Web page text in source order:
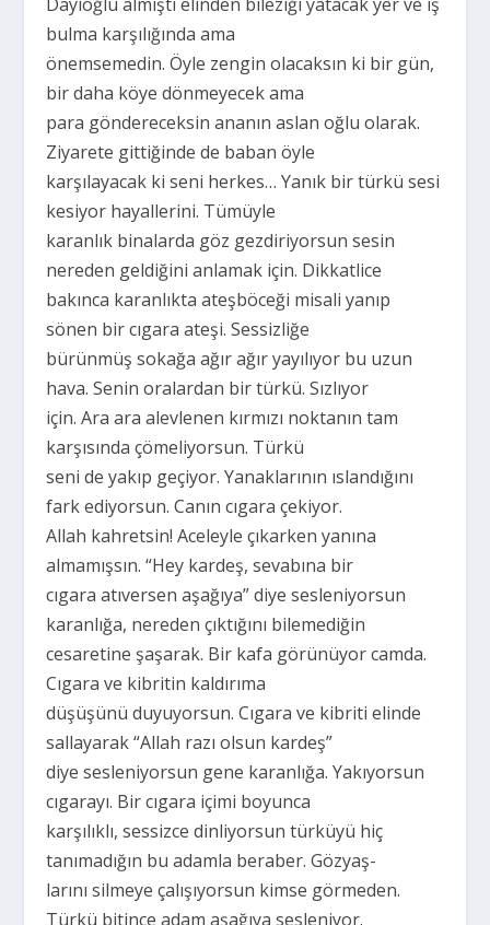
bulma karşılığında ama
önemsemedin. Öyle zengin olacaksın ki bir gün,
bir daha köye dönmeyecek ama
para göndereceksin ananın aslan oğlu olarak.
Ziyarete gittiğinde de baban öyle
karşılayacak ki seni herkes… Yanık bir türkü sesi
kesiyor hayallerini. Tümüyle
karanlık binalarda göz gezdiriyorsun sesin
nereden geldiğini anlamak için. Dikkatlice
bakınca karanlıkta ateşböceği misali yanıp
sönen bir cıgara ateşi. Sessizliğe
bürünmüş sokağa ağır ağır yayılıyor bu uzun
hava. Senin oralardan bir türkü. Sızlıyor
için. Ara ara alevlenen kırmızı noktanın tam
karşısında çömeliyorsun. Türkü
seni de yakıp geçiyor. Yanaklarının ıslandığını
fark ediyorsun. Canın cıgara çekiyor.
Allah kahretsin! Aceleyle çıkarken yanına
almamışsın. “Hey kardeş, sevabına bir
cıgara atıversen aşağıya” diye sesleniyorsun
karanlığa, nereden çıktığını bilemediğin
cesaretine şaşarak. Bir kafa görünüyor camda.
Cıgara ve kibritin kaldırıma
düşüşünü duyuyorsun. Cıgara ve kibriti elinde
sallayarak “Allah razı olsun kardeş”
diye sesleniyorsun gene karanlığa. Yakıyorsun
cıgarayı. Bir cıgara içimi boyunca
karşılıklı, sessizce dinliyorsun türküyü hiç
tanımadığın bu adamla beraber. Gözyaş-
larını silmeye çalışıyorsun kimse görmeden.
Türkü bitince adam aşağıya sesleniyor.